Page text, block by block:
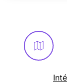
remise les